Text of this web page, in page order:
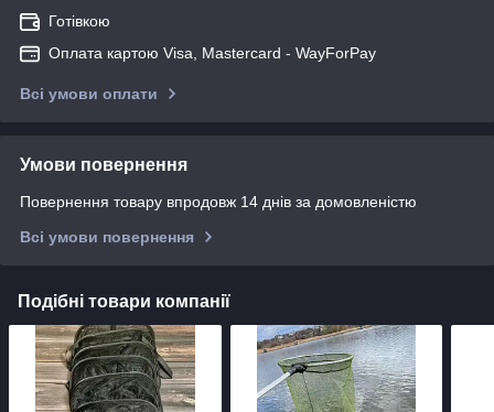
Готівкою
Оплата картою Visa, Mastercard - WayForPay
Всі умови оплати
Умови повернення
Повернення товару впродовж 14 днів за домовленістю
Всі умови повернення
Подібні товари компанії